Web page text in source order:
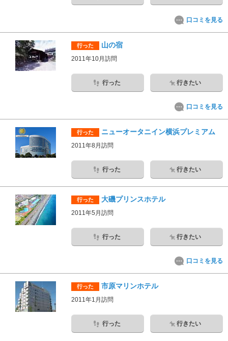
口コミを見る
行った 山の宿
2011年10月訪問
行った 行きたい
口コミを見る
行った ニューオータニイン横浜プレミアム
2011年8月訪問
行った 行きたい
行った 大磯プリンスホテル
2011年5月訪問
行った 行きたい
口コミを見る
行った 市原マリンホテル
2011年1月訪問
行った 行きたい